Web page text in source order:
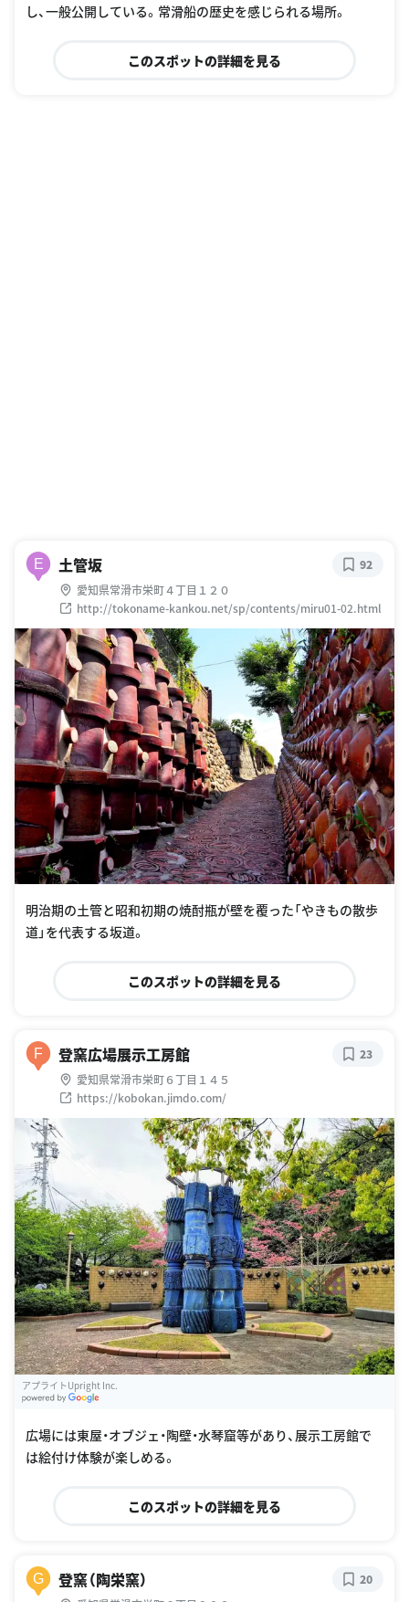
し、一般公開している。常滑船の歴史を感じられる場所。
このスポットの詳細を見る
E 土管坂
愛知県常滑市栄町４丁目１２０
http://tokoname-kankou.net/sp/contents/miru01-02.html
92
明治期の土管と昭和初期の焼酎瓶が壁を覆った「やきもの散歩
道」を代表する坂道。
このスポットの詳細を見る
F 登窯広場展示工房館
愛知県常滑市栄町６丁目１４５
https://kobokan.jimdo.com/
23
アプライトUpright Inc.
広場には東屋・オブジェ・陶壁・水琴窟等があり、展示工房館で
は絵付け体験が楽しめる。
このスポットの詳細を見る
G 登窯（陶栄窯） 20